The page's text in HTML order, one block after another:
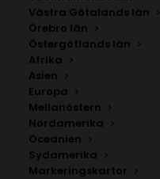
Västra Götalands län
Örebro län
Östergötlands län
Afrika
Asien
Europa
Mellanöstern
Nordamerika
Oceanien
Sydamerika
Markeringskartor
350.00kr
Handritad karta över
Välj mellan fyra olika